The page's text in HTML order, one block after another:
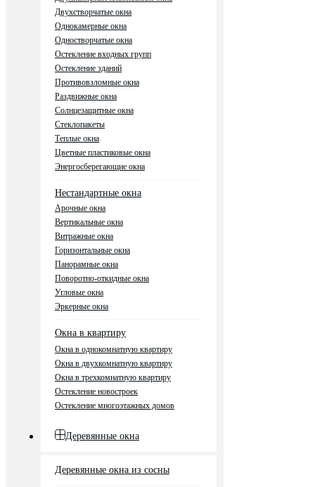
Двухстворчатые окна
Однокамерные окна
Одностворчатые окна
Остекление входных групп
Остекление зданий
Противовзломные окна
Раздвижные окна
Солнцезащитные окна
Стеклопакеты
Теплые окна
Цветные пластиковые окна
Энергосберегающие окна
Нестандартные окна
Арочные окна
Вертикальные окна
Витражные окна
Горизонтальные окна
Панорамные окна
Поворотно-откидные окна
Угловые окна
Эркерные окна
Окна в квартиру
Окна в однокомнатную квартиру
Окна в двухкомнатную квартиру
Окна в трехкомнатную квартиру
Остекление новостроек
Остекление многоэтажных домов
Деревянные окна
Деревянные окна из сосны